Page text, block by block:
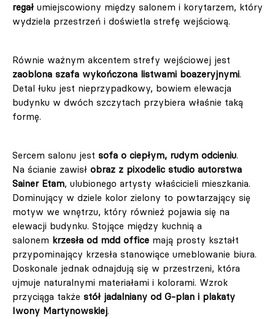
regał umiejscowiony między salonem i korytarzem, który
wydziela przestrzeń i doświetla strefę wejściową.
Równie ważnym akcentem strefy wejściowej jest
zaoblona szafa wykończona listwami boazeryjnymi.
Detal łuku jest nieprzypadkowy, bowiem elewacja
budynku w dwóch szczytach przybiera właśnie taką
formę.
Sercem salonu jest sofa o ciepłym, rudym odcieniu.
Na ścianie zawisł obraz z pixodelic studio autorstwa
Sainer Etam, ulubionego artysty właścicieli mieszkania.
Dominujący w dziele kolor zielony to powtarzający się
motyw we wnętrzu, który również pojawia się na
elewacji budynku. Stojące między kuchnią a
salonem krzesła od mdd office mają prosty kształt
przypominający krzesła stanowiące umeblowanie biura.
Doskonale jednak odnajdują się w przestrzeni, która
ujmuje naturalnymi materiałami i kolorami. Wzrok
przyciąga także stół jadalniany od G-plan i plakaty
Iwony Martynowskiej.